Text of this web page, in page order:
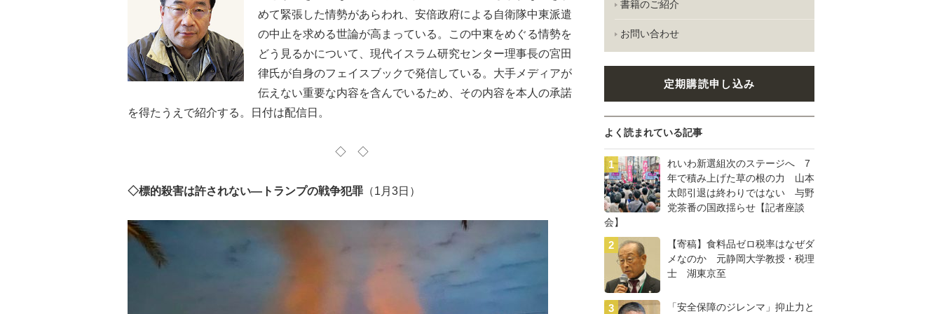
めて緊張した情勢があらわれ、安倍政府による自衛隊中東派遣
の中止を求める世論が高まっている。この中東をめぐる情勢を
どう見るかについて、現代イスラム研究センター理事長の宮田
律氏が自身のフェイスブックで発信している。大手メディアが
伝えない重要な内容を含んでいるため、その内容を本人の承諾
を得たうえで紹介する。日付は配信日。
◇ ◇
◇標的殺害は許されない―トランプの戦争犯罪 （1月3日）
書籍のご紹介
お問い合わせ
定期購読申し込み
よく読まれている記事
れいわ新選組次のステージへ 7
年で積み上げた草の根の力 山本
太郎引退は終わりではない 与野
党茶番の国政揺らせ【記者座談
会】
【寄稿】食料品ゼロ税率はなぜダ
メなのか 元静岡大学教授・税理
士 湖東京至
「安全保障のジレンマ」抑止力と